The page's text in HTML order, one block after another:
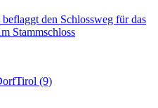
den Schlossweg für das
Stammschloss